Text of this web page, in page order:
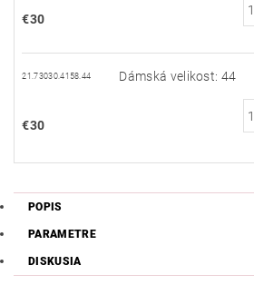
€30
21.73030.4158.44 Dámská velikost: 44
€30
POPIS
PARAMETRE
DISKUSIA